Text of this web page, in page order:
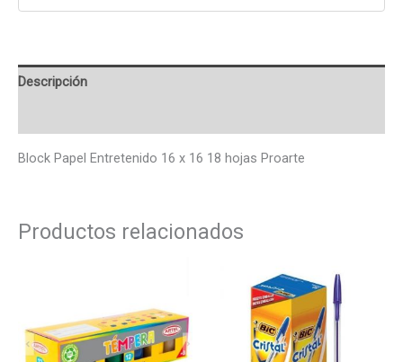
Descripción
Block Papel Entretenido 16 x 16 18 hojas Proarte
Productos relacionados